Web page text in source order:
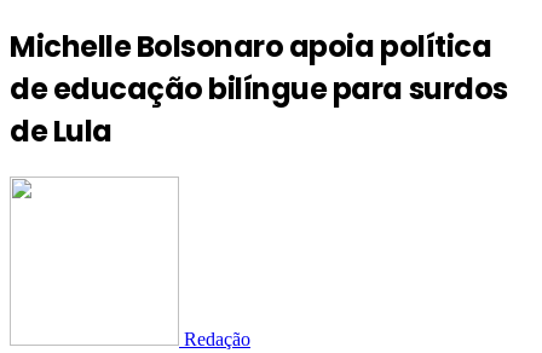
Michelle Bolsonaro apoia política
de educação bilíngue para surdos
de Lula
Redação